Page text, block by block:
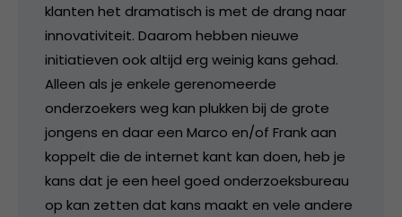
klanten het dramatisch is met de drang naar
innovativiteit. Daarom hebben nieuwe
initiatieven ook altijd erg weinig kans gehad.
Alleen als je enkele gerenomeerde
onderzoekers weg kan plukken bij de grote
jongens en daar een Marco en/of Frank aan
koppelt die de internet kant kan doen, heb je
kans dat je een heel goed onderzoeksbureau
op kan zetten dat kans maakt en vele andere